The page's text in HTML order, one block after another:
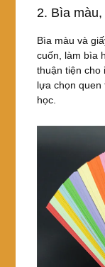
2. Bìa
Bìa màu và
cuốn, làm bìa
thuận tiện cho
lựa chọn quen
học.